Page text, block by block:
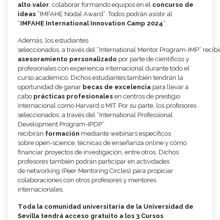
alto valor colaborar formando equipos en el concurso de
ideas “IMFAHE Nodal Award”. Todos podrán asistir al
“IMFAHE International Innovation Camp 2024”.
Además, los estudiantes
seleccionados, a través del “International Mentor Program-IMP”
asesoramiento personalizado por parte de científicos y
profesionales con experiencia internacional durante todo el
curso académico. Dichos estudiantes también tendrán la
oportunidad de ganar becas de excelencia para llevar a
cabo prácticas profesionales en centros de prestigio
internacional como Harvard o MIT. Por su parte, los profesores
seleccionados, a través del “International Professional
Development Program-IPDP”
recibirán formación mediante webinars específicos
sobre open-science , técnicas de enseñanza online y cómo
financiar proyectos de investigación, entre otros. Dichos
profesores también podrán participar en actividades
de networking (Peer Mentoring Circles) para propiciar
colaboraciones con otros profesores y mentores
internacionales.
Toda la comunidad universitaria de la Universidad de
Sevilla tendrá acceso gratuito a los 3 Cursos